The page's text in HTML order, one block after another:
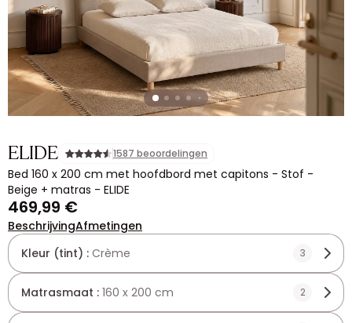
ELIDE 1587 beoordelingen
Bed 160 x 200 cm met hoofdbord met capitons - Stof -
Beige + matras - ELIDE
469,99 €
BeschrijvingAfmetingen
Kleur (tint) : Crème 3
Matrasmaat : 160 x 200 cm 2